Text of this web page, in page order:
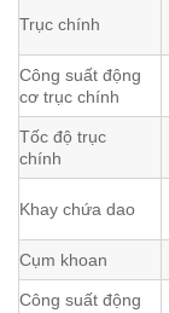
Trục chính
Công suất động
cơ trục chính
Tốc độ trục
chính
Khay chứa dao
Cụm khoan
Công suất động